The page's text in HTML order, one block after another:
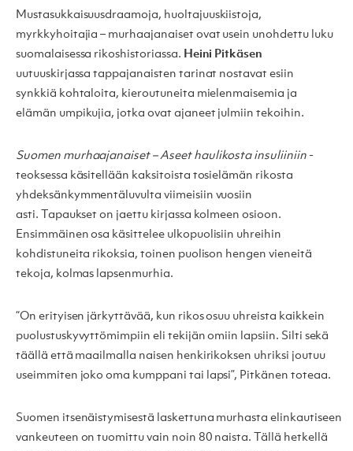
Mustasukkaisuusdraamoja, huoltajuuskiistoja,
myrkkyhoitajia – murhaajanaiset ovat usein unohdettu luku
suomalaisessa rikoshistoriassa. Heini Pitkäsen
uutuuskirjassa tappajanaisten tarinat nostavat esiin
synkkiä kohtaloita, kieroutuneita mielenmaisemia ja
elämän umpikujia, jotka ovat ajaneet julmiin tekoihin.
Suomen murhaajanaiset – Aseet haulikosta insuliiniin-
teoksessa käsitellään kaksitoista tosielämän rikosta
yhdeksänkymmentäluvulta viimeisiin vuosiin
asti. Tapaukset on jaettu kirjassa kolmeen osioon.
Ensimmäinen osa käsittelee ulkopuolisiin uhreihin
kohdistuneita rikoksia, toinen puolison hengen vieneitä
tekoja, kolmas lapsenmurhia.
“On erityisen järkyttävää, kun rikos osuu uhreista kaikkein
puolustuskyvyttömimpiin eli tekijän omiin lapsiin. Silti sekä
täällä että maailmalla naisen henkirikoksen uhriksi joutuu
useimmiten joko oma kumppani tai lapsi”, Pitkänen toteaa.
Suomen itsenäistymisestä laskettuna murhasta elinkautiseen
vankeuteen on tuomittu vain noin 80 naista. Tällä hetkellä